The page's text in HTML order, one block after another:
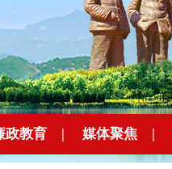
政教育 | 媒体聚焦 |